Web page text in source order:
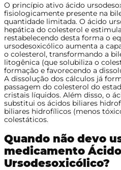
O princípio ativo ácido
fisiologicamente presente na
quantidade limitada. O ácido
hepática do colesterol e
restabelecendo desta forma o
ursodesoxicólico aumenta a
o colesterol, transformando a
litogênica (que solubiliza o
formação e favorecendo a
A dissolução dos cálculos já
passagem do colesterol do
cristais líquidos. Além disso, o
substitui os ácidos biliares
biliares hidrofílicos (menos
colestáticos.
Quando não devo
medicamento Ácido
Ursodesoxicólico?